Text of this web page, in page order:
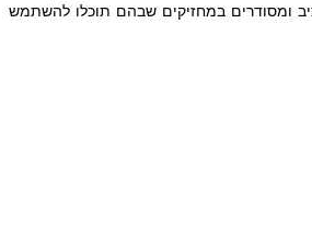
ומסודרים במחזיקים שבהם תוכלו להשתמש